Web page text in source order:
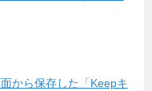
から保存した「Keepキ